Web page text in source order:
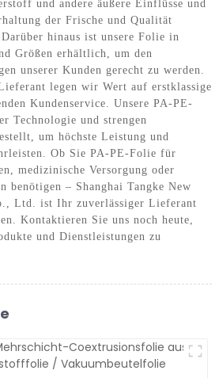
und andere äußere Einflüsse und
der Frische und Qualität
hinaus ist unsere Folie in
Größen erhältlich, um den
unserer Kunden gerecht zu werden.
legen wir Wert auf erstklassige
Kundenservice. Unsere PA-PE-
Technologie und strengen
um höchste Leistung und
Ob Sie PA-PE-Folie für
medizinische Versorgung oder
benötigen – Shanghai Tangke New
Ltd. ist Ihr zuverlässiger Lieferant
Kontaktieren Sie uns noch heute,
und Dienstleistungen zu